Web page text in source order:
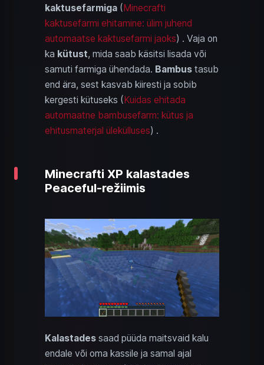
kaktusefarmiga (Minecrafti
kaktusefarmi ehitamine: ülim juhend
automaatse kaktusefarmi jaoks) . Vaja on
ka kütust, mida saab käsitsi lisada või
samuti farmiga ühendada. Bambus tasub
end ära, sest kasvab kiiresti ja sobib
kergesti kütuseks (Kuidas ehitada
automaatne bambusefarm: kütus ja
ehitusmaterjal ülekülluses) .
Minecrafti XP kalastades
Peaceful‑režiimis
Kalastades saad püüda maitsvaid kalu
endale või oma kassile ja samal ajal